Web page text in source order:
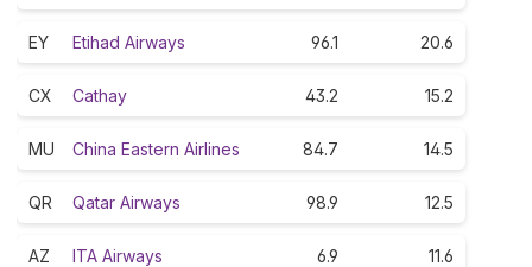
EY Etihad Airways 96.1 20.6
CX Cathay 43.2 15.2
MU China Eastern Airlines 84.7 14.5
QR Qatar Airways 98.9 12.5
AZ ITA Airways 6.9 11.6